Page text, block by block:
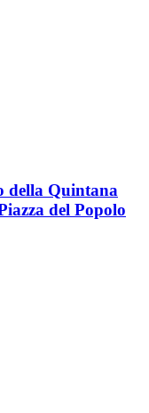
della Quintana
del Popolo